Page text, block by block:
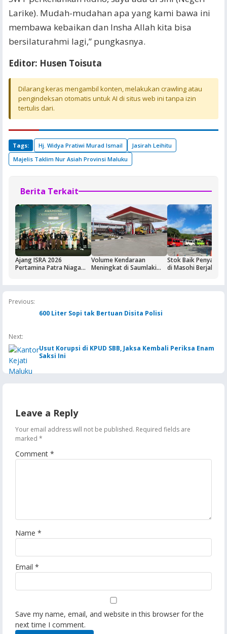
Larike). Mudah-mudahan apa yang kami bawa ini
membawa kebaikan dan Insha Allah kita bisa
bersilaturahmi lagi,” pungkasnya.
Editor: Husen Toisuta
Dilarang keras mengambil konten, melakukan crawling atau
pengindeksan otomatis untuk AI di situs web ini tanpa izin
tertulis dari.
Tags: Hj. Widya Pratiwi Murad Ismail
Jasirah Leihitu
Majelis Taklim Nur Asiah Provinsi Maluku
Berita Terkait
Ajang ISRA 2026
Pertamina Patra Niaga
Volume Kendaraan
Meningkat di Saumlaki
Stok Baik
di Masohi Berjalan
Previous:
600 Liter Sopi tak Bertuan Disita Polisi
Next:
Usut Korupsi di KPUD SBB, Jaksa Kembali Periksa Enam
Saksi Ini
Leave a Reply
Your email address will not be published. Required fields are
marked *
Comment *
Name *
Email *
Save my name, email, and website in this browser for the
next time I comment.